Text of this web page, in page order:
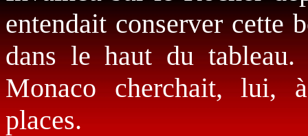
entendait conserver cette
dans le haut du tableau.
Monaco cherchait, lui,
places.